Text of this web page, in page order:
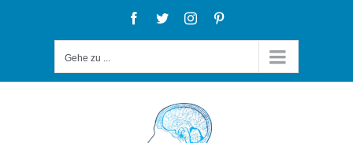
Facebook
TwitterInstagram
Gehe zu ...